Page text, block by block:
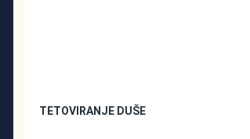
TETOVIRANJE DUŠE